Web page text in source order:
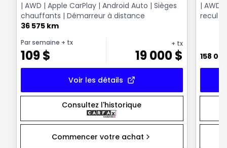
| AWD | Apple CarPlay | Android Auto | Sièges
chauffants | Démarreur à distance
36 575 km
Par semaine + tx
109$
+ tx
19 000$
Voir les détails
Consultez l'historique
Commencer votre achat
| AWD
recul |
158